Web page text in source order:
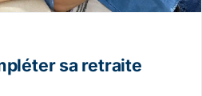
sa retraite